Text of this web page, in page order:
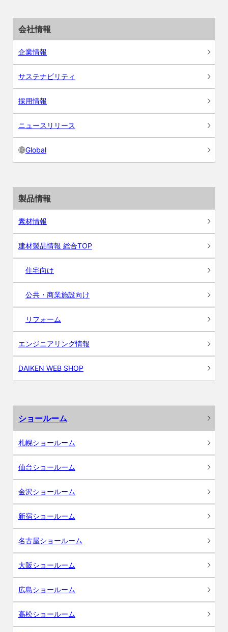
会社情報
企業情報
サステナビリティ
採用情報
ニュースリリース
Global
製品情報
素材情報
建材製品情報 総合TOP
住宅向け
公共・商業施設向け
リフォーム
エンジニアリング情報
DAIKEN WEB SHOP
ショールーム
札幌ショールーム
仙台ショールーム
金沢ショールーム
新宿ショールーム
名古屋ショールーム
大阪ショールーム
広島ショールーム
高松ショールーム